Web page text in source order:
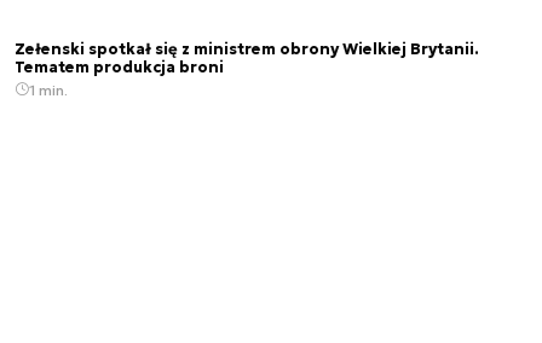
Zełenski spotkał się z ministrem obrony Wielkiej Brytanii.
Tematem produkcja broni
1 min.